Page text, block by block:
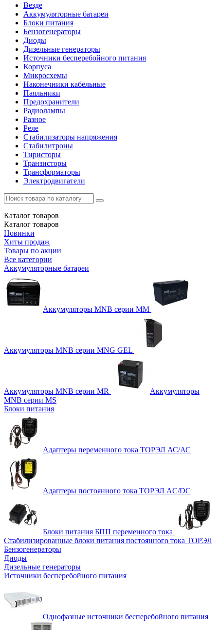
Везде
Аккумуляторные батареи
Блоки питания
Бензогенераторы
Диоды
Дизельные генераторы
Источники бесперебойного питания
Корпуса
Микросхемы
Наконечники кабельные
Паяльники
Предохранители
Радиолампы
Разное
Реле
Стабилизаторы напряжения
Стабилитроны
Тиристоры
Транзисторы
Трансформаторы
Электродвигатели
Каталог товаров
Каталог товаров
Новинки
Хиты продаж
Товары по акции
Все категории
Аккумуляторные батареи
Аккумуляторы MNB серии MM
Аккумуляторы MNB серии MNG GEL
Аккумуляторы MNB серии MR
Аккумуляторы
MNB серии MS
Блоки питания
Адаптеры переменного тока ТОРЭЛ АС/АС
Адаптеры постоянного тока ТОРЭЛ AC/DC
Блоки питания БПП переменного тока
Стабилизированные блоки питания постоянного тока ТОРЭЛ
Бензогенераторы
Диоды
Дизельные генераторы
Источники бесперебойного питания
Однофазные источники бесперебойного питания